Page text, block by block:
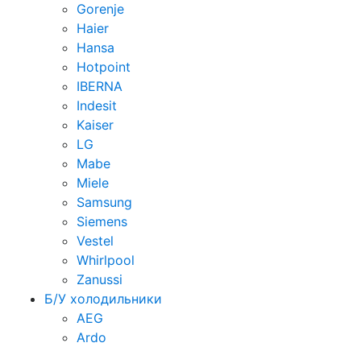
Gorenje
Haier
Hansa
Hotpoint
IBERNA
Indesit
Kaiser
LG
Mabe
Miele
Samsung
Siemens
Vestel
Whirlpool
Zanussi
Б/У холодильники
AEG
Ardo